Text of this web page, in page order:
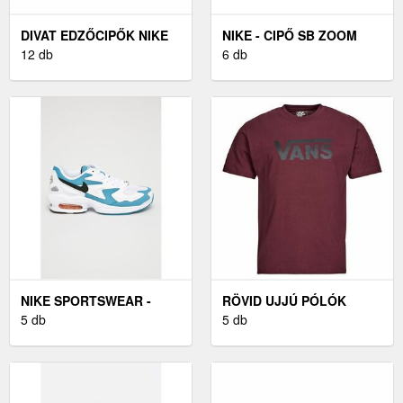
DIVAT EDZŐCIPŐK NIKE
BASKETS AIR MAX 90
12 db
NIKE - CIPŐ SB ZOOM
BLAZER LOW
6 db
NIKE SPORTSWEAR -
CIPŐ AIR MAX2 LIGHT
5 db
RÖVID UJJÚ PÓLÓK
VANS VANS CLASSIC SS
5 db